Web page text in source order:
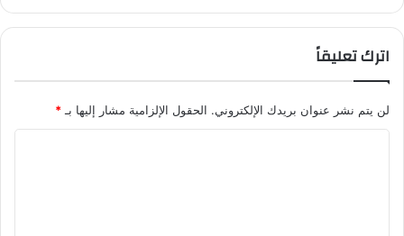
اترك تعليقاً
لن يتم نشر عنوان بريدك الإلكتروني. الحقول الإلزامية مشار إليها بـ *